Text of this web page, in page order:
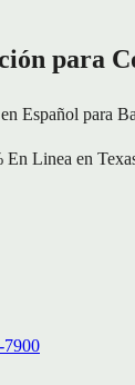
para
Español para
En Linea en
7900